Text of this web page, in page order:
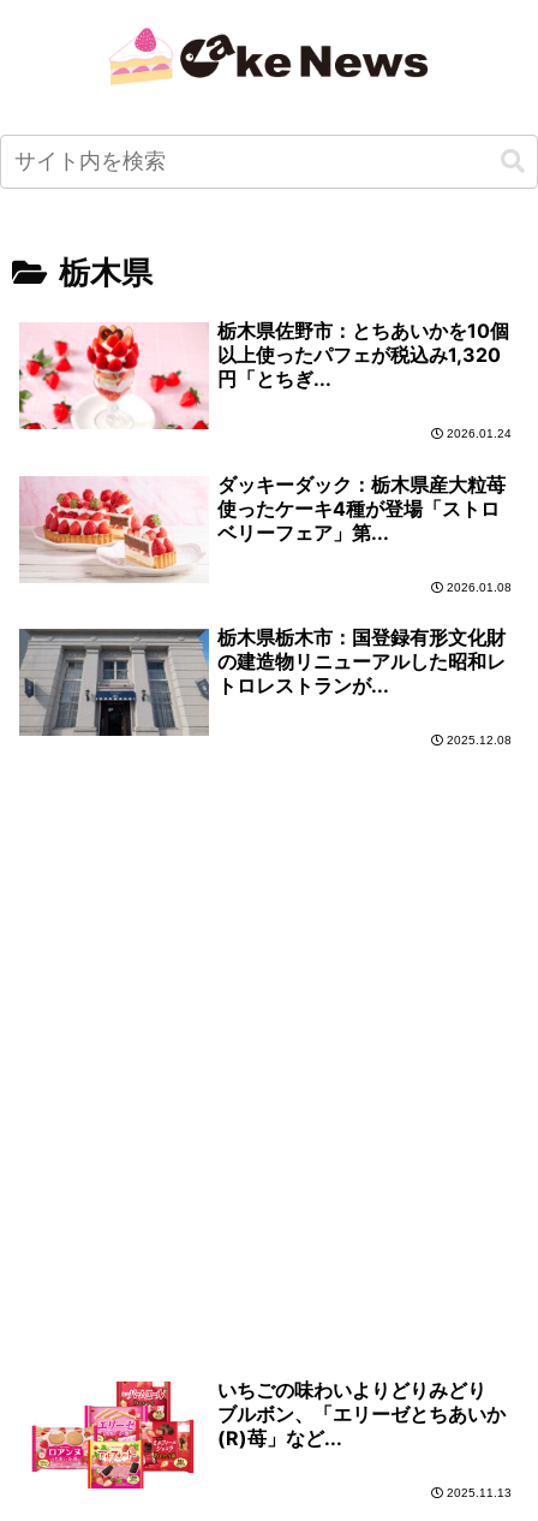
栃木県
栃木県佐野市：とちあいかを10個
以上使ったパフェが税込み1,320
円「とちぎ...
2026.01.24
ダッキーダック：栃木県産大粒苺
使ったケーキ4種が登場「ストロ
ベリーフェア」第...
2026.01.08
栃木県栃木市：国登録有形文化財
の建造物リニューアルした昭和レ
トロレストランが...
2025.12.08
いちごの味わいよりどりみどり
ブルボン、「エリーゼとちあいか
(R)苺」など...
2025.11.13